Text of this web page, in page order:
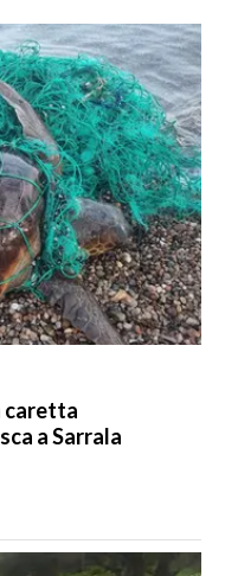
caretta
a Sarrala